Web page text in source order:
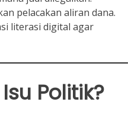
pelacakan aliran dana.
literasi digital agar
Politik?